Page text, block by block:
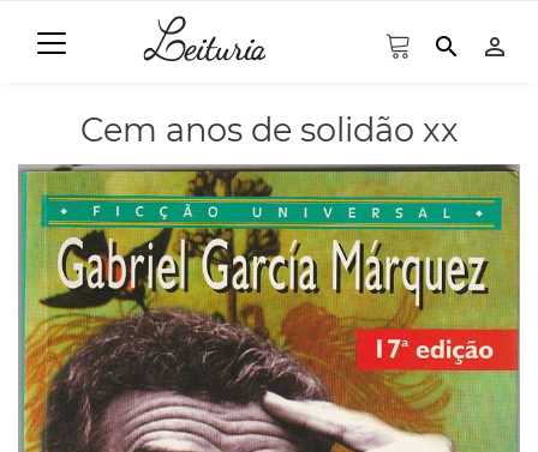
search person_outline
Cem anos de solidão xx